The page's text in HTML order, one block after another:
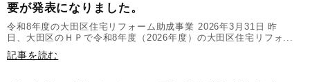
要が発表になりました。
令和8年度の大田区住宅リフォーム助成事業 2026年3月31日 昨
日、大田区のＨＰで令和8年度（2026年度）の大田区住宅リフォ...
記事を読む